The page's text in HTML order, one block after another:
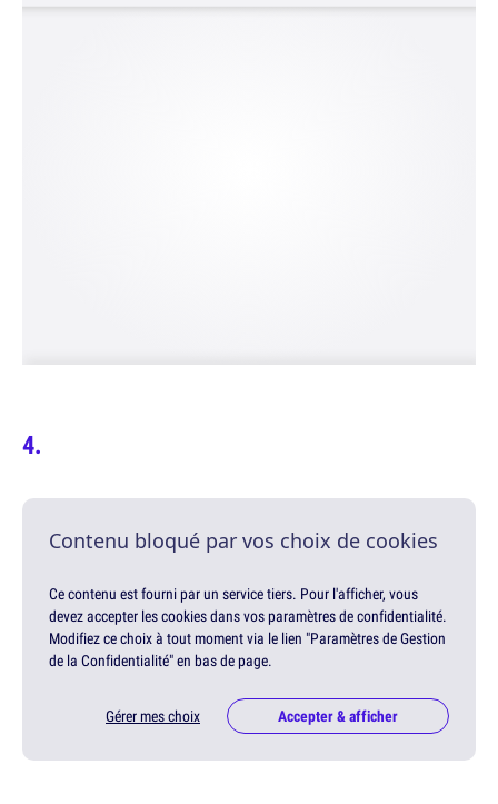
Contenu bloqué par vos choix de cookies
Ce contenu est fourni par un service tiers. Pour l'afficher, vous
devez accepter les cookies dans vos paramètres de confidentialité.
Modifiez ce choix à tout moment via le lien "Paramètres de Gestion
de la Confidentialité" en bas de page.
Gérer mes choix Accepter & afficher